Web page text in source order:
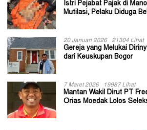
Istri Pejabat Pajak di
Mutilasi, Pelaku Diduga
20 Januari 2026 21304 Lihat
Gereja yang Melukai
dari Keuskupan Bogor
7 Maret 2026 19987 Lihat
Mantan Wakil Dirut PT
Orias Moedak Lolos